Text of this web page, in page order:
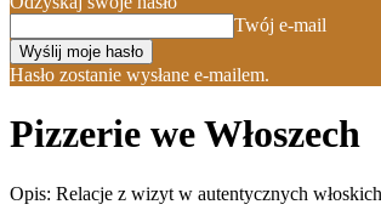
Twój e-mail
Hasło zostanie wysłane e-mailem.
Pizzerie we Włoszech
Opis: Relacje z wizyt w autentycznych